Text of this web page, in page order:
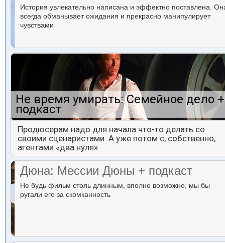
История увлекательно написана и эффектно поставлена.
всегда обманывает ожидания и прекрасно манипулирует
чувствами
Не время умирать: Семейное дело +
подкаст
Продюсерам надо для начала что-то делать со
своими сценаристами. А уже потом с, собственно,
агентами «два нуля»
Дюна: Мессии Дюны + подкаст
Не будь фильм столь длинным, вполне возможно, мы бы
ругали его за скомканность